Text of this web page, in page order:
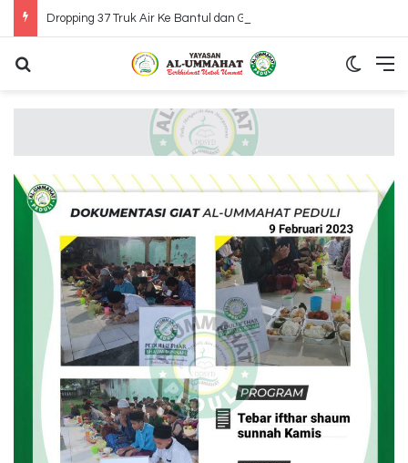
Dropping 37 Truk Air Ke Bantul dan Gunung Kidul Yogyakarta